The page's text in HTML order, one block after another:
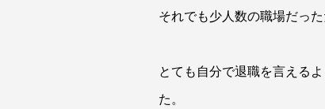
それでも少人数の職場だっ
とても自分で退職を言える
た。